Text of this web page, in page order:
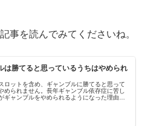
事を読んでみてくださいね。
は勝てると思っているうちはやめられ
ロットを含め、ギャンブルに勝てると思って
められません。長年ギャンブル依存症に苦し
ギャンブルをやめられるようになった理由の